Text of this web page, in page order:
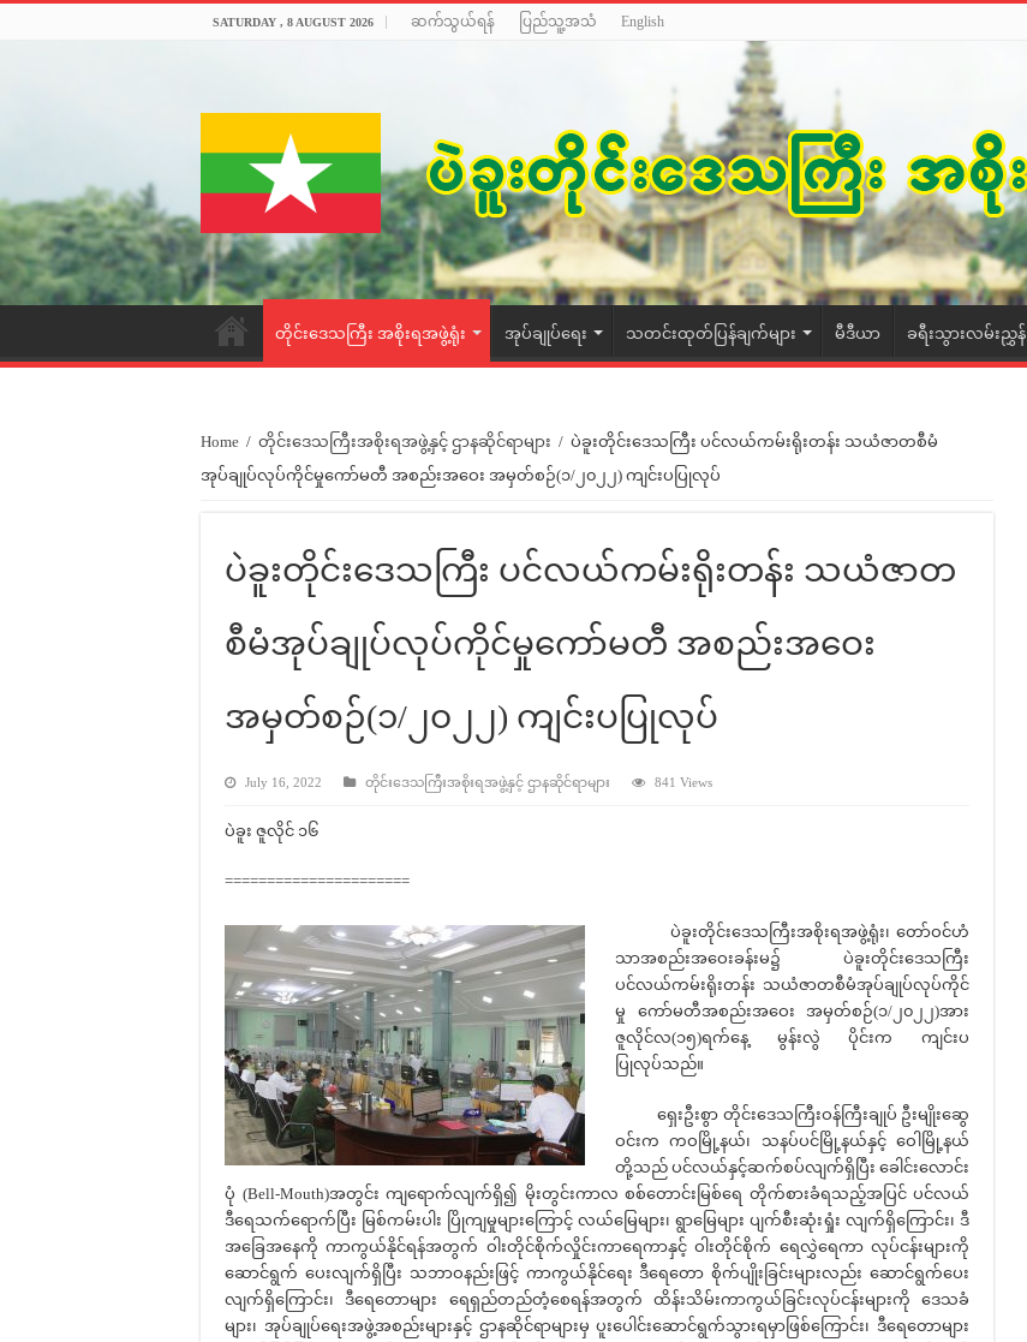
SATURDAY , 8 AUGUST 2026 ဆက်သွယ်ရန် ပြည်သူ့အသံ English
တိုင်းဒေသကြီး အစိုးရအဖွဲ့ရုံး အုပ်ချုပ်ရေး သတင်းထုတ်ပြန်ချက်များ မီဒီယာ ခရီးသွားလမ်းညွှန်
Home / တိုင်းဒေသကြီးအစိုးရအဖွဲ့နှင့် ဌာနဆိုင်ရာများ / ပဲခူးတိုင်းဒေသကြီး ပင်လယ်ကမ်းရိုးတန်း သယံဇာတစီမံ
အုပ်ချုပ်လုပ်ကိုင်မှုကော်မတီ အစည်းအဝေး အမှတ်စဉ်(၁/၂၀၂၂) ကျင်းပပြုလုပ်
ပဲခူးတိုင်းဒေသကြီး ပင်လယ်ကမ်းရိုးတန်း သယံဇာတ
စီမံအုပ်ချုပ်လုပ်ကိုင်မှုကော်မတီ အစည်းအဝေး
အမှတ်စဉ်(၁/၂၀၂၂) ကျင်းပပြုလုပ်
July 16, 2022 တိုင်းဒေသကြီးအစိုးရအဖွဲ့နှင့် ဌာနဆိုင်ရာများ 841 Views
ပဲခူး ဇူလိုင် ၁၆
======================
ပဲခူးတိုင်းဒေသကြီးအစိုးရအဖွဲ့ရုံး၊ တော်ဝင်ဟံ
သာအစည်းအဝေးခန်းမ၌ ပဲခူးတိုင်းဒေသကြီး
ပင်လယ်ကမ်းရိုးတန်း သယံဇာတစီမံအုပ်ချုပ်လုပ်ကိုင်
မှု ကော်မတီအစည်းအဝေး အမှတ်စဉ်(၁/၂၀၂၂)အား
ဇူလိုင်လ(၁၅)ရက်နေ့ မွန်းလွဲ ပိုင်းက ကျင်းပ
ပြုလုပ်သည်။
ရှေးဦးစွာ တိုင်းဒေသကြီးဝန်ကြီးချုပ် ဦးမျိုးဆွေ
ဝင်းက ကဝမြို့နယ်၊ သနပ်ပင်မြို့နယ်နှင့် ဝေါမြို့နယ်
တို့သည် ပင်လယ်နှင့်ဆက်စပ်လျက်ရှိပြီး ခေါင်းလောင်း
ပုံ (Bell-Mouth)အတွင်း ကျရောက်လျက်ရှိ၍ မိုးတွင်းကာလ စစ်တောင်းမြစ်ရေ တိုက်စားခံရသည့်အပြင် ပင်လယ်
ဒီရေသက်ရောက်ပြီး မြစ်ကမ်းပါး ပြိုကျမှုများကြောင့် လယ်မြေများ၊ ရွာမြေများ ပျက်စီးဆုံးရှုံး လျက်ရှိကြောင်း၊ ဒီ
အခြေအနေကို ကာကွယ်နိုင်ရန်အတွက် ဝါးတိုင်စိုက်လှိုင်းကာရေကာနှင့် ဝါးတိုင်စိုက် ရေလွှဲရေကာ လုပ်ငန်းများကို
ဆောင်ရွက် ပေးလျက်ရှိပြီး သဘာဝနည်းဖြင့် ကာကွယ်နိုင်ရေး ဒီရေတော စိုက်ပျိုးခြင်းများလည်း ဆောင်ရွက်ပေး
လျက်ရှိကြောင်း၊ ဒီရေတောများ ရေရှည်တည်တံ့စေရန်အတွက် ထိန်းသိမ်းကာကွယ်ခြင်းလုပ်ငန်းများကို ဒေသခံ
များ၊ အုပ်ချုပ်ရေးအဖွဲ့အစည်းများနှင့် ဌာနဆိုင်ရာများမှ ပူးပေါင်းဆောင်ရွက်သွားရမှာဖြစ်ကြောင်း၊ ဒီရေတောများ